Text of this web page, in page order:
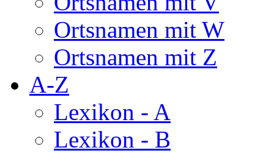
Ortsnamen mit W
Ortsnamen mit Z
A-Z
Lexikon - A
Lexikon - B